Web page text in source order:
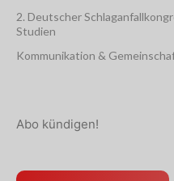
2. Deutscher
Studien
Kommunikation &
Abo kündigen!